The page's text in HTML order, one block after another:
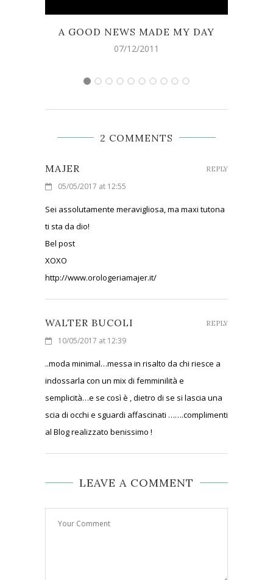
A GOOD NEWS MADE MY DAY
07/12/2011
2 COMMENTS
MAJER
05/05/2017 at 12:55
Sei assolutamente meravigliosa, ma maxi tutona
ti sta da dio!
Bel post
XOXO
http://www.orologeriamajer.it/
REPLY
WALTER BUCOLI
10/05/2017 at 12:39
..moda minimal…messa in risalto da chi riesce a
indossarla con un mix di femminilità e
semplicità…e se così è , dietro di se si lascia una
scia di occhi e sguardi affascinati …….complimenti
al Blog realizzato benissimo !
REPLY
LEAVE A COMMENT